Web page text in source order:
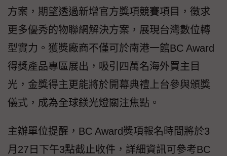
方案，期望透過新增官方獎項競賽項目，徵求
更多優秀的物聯網解決方案，展現台灣數位轉
型實力。獲獎廠商不僅可於南港一館BC Award
得獎產品專區展出，吸引四萬名海外買主目
光，金獎得主更能將於開幕典禮上台參與頒獎
儀式，成為全球鎂光燈關注焦點。
主辦單位提醒，BC Award獎項報名時間將於3
月27日下午3點截止收件，詳細資訊可參考BC